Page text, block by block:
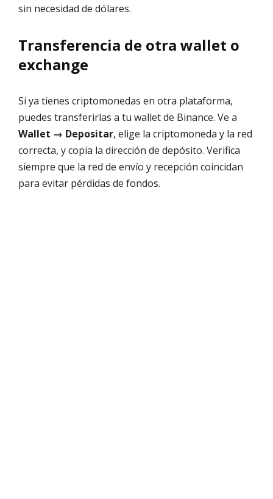
sin necesidad de dólares.
Transferencia de otra wallet o
exchange
Si ya tienes criptomonedas en otra plataforma,
puedes transferirlas a tu wallet de Binance. Ve a
Wallet → Depositar, elige la criptomoneda y la red
correcta, y copia la dirección de depósito. Verifica
siempre que la red de envío y recepción coincidan
para evitar pérdidas de fondos.